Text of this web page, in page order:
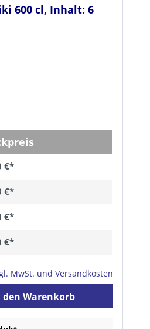
600 cl, Inhalt: 6
€*
€*
€*
€*
MwSt. und Versandkosten
den Warenkorb